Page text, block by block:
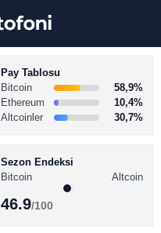
Pay Tablosu
Bitcoin
58,9%
Ethereum
10,4%
Altcoinler
30,7%
Sezon Endeksi
Bitcoin
Altcoin
46.9/100